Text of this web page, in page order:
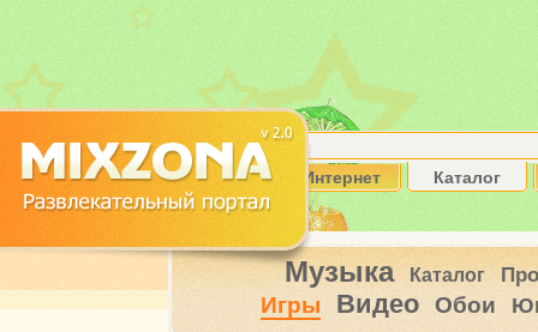
Интернет Каталог
Музыка Каталог
Игры Видео Обои